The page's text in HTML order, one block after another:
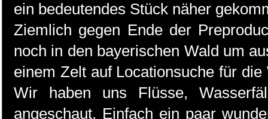
ein bedeutendes Stück näher
Ziemlich gegen Ende der
noch in den bayerischen Wald um
einem Zelt auf Locationsuche für
Wir haben uns Flüsse,
angeschaut. Einfach ein paar